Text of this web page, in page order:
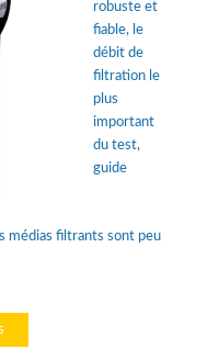
robuste et
fiable, le
débit de
filtration le
plus
important
du test,
guide
médias filtrants sont peu